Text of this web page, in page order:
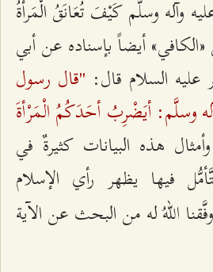
وآله وسلَّم كَيْفَ تُعَانَقُ الْمَرأةُ
أيضاً بإسناده عن أبي
السلام قال: "قال رسول
وسلَّم: أيَضْرِبُ أحَدَكُمُ الْمَرْأةَ
وأمثال هذه البيانات كثيرةٌ في
فيها يظهر رأي الإسلام
اللهُ له من البحث عن الآية